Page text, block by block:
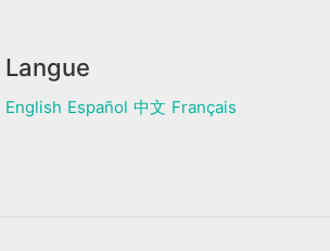
Langue
English Español 中文 Français